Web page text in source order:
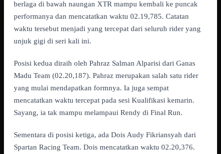
berlaga di bawah naungan XTR mampu kembali ke puncak
performanya dan mencatatkan waktu 02.19,785. Catatan
waktu tersebut menjadi yang tercepat dari seluruh rider yang
unjuk gigi di seri kali ini.
Posisi kedua diraih oleh Pahraz Salman Alparisi dari Ganas
Madu Team (02.20,187). Pahraz merupakan salah satu rider
yang mulai mendapatkan formnya. Ia juga sempat
mencatatkan waktu tercepat pada sesi Kualifikasi kemarin.
Sayang, ia tak mampu melampaui Rendy di Final Run.
Sementara di posisi ketiga, ada Dois Audy Fikriansyah dari
Spartan Racing Team. Dois mencatatkan waktu 02.20,376.